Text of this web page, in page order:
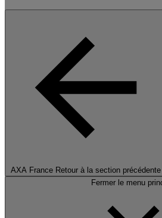
AXA France Retour à la section précédente
Fermer le menu